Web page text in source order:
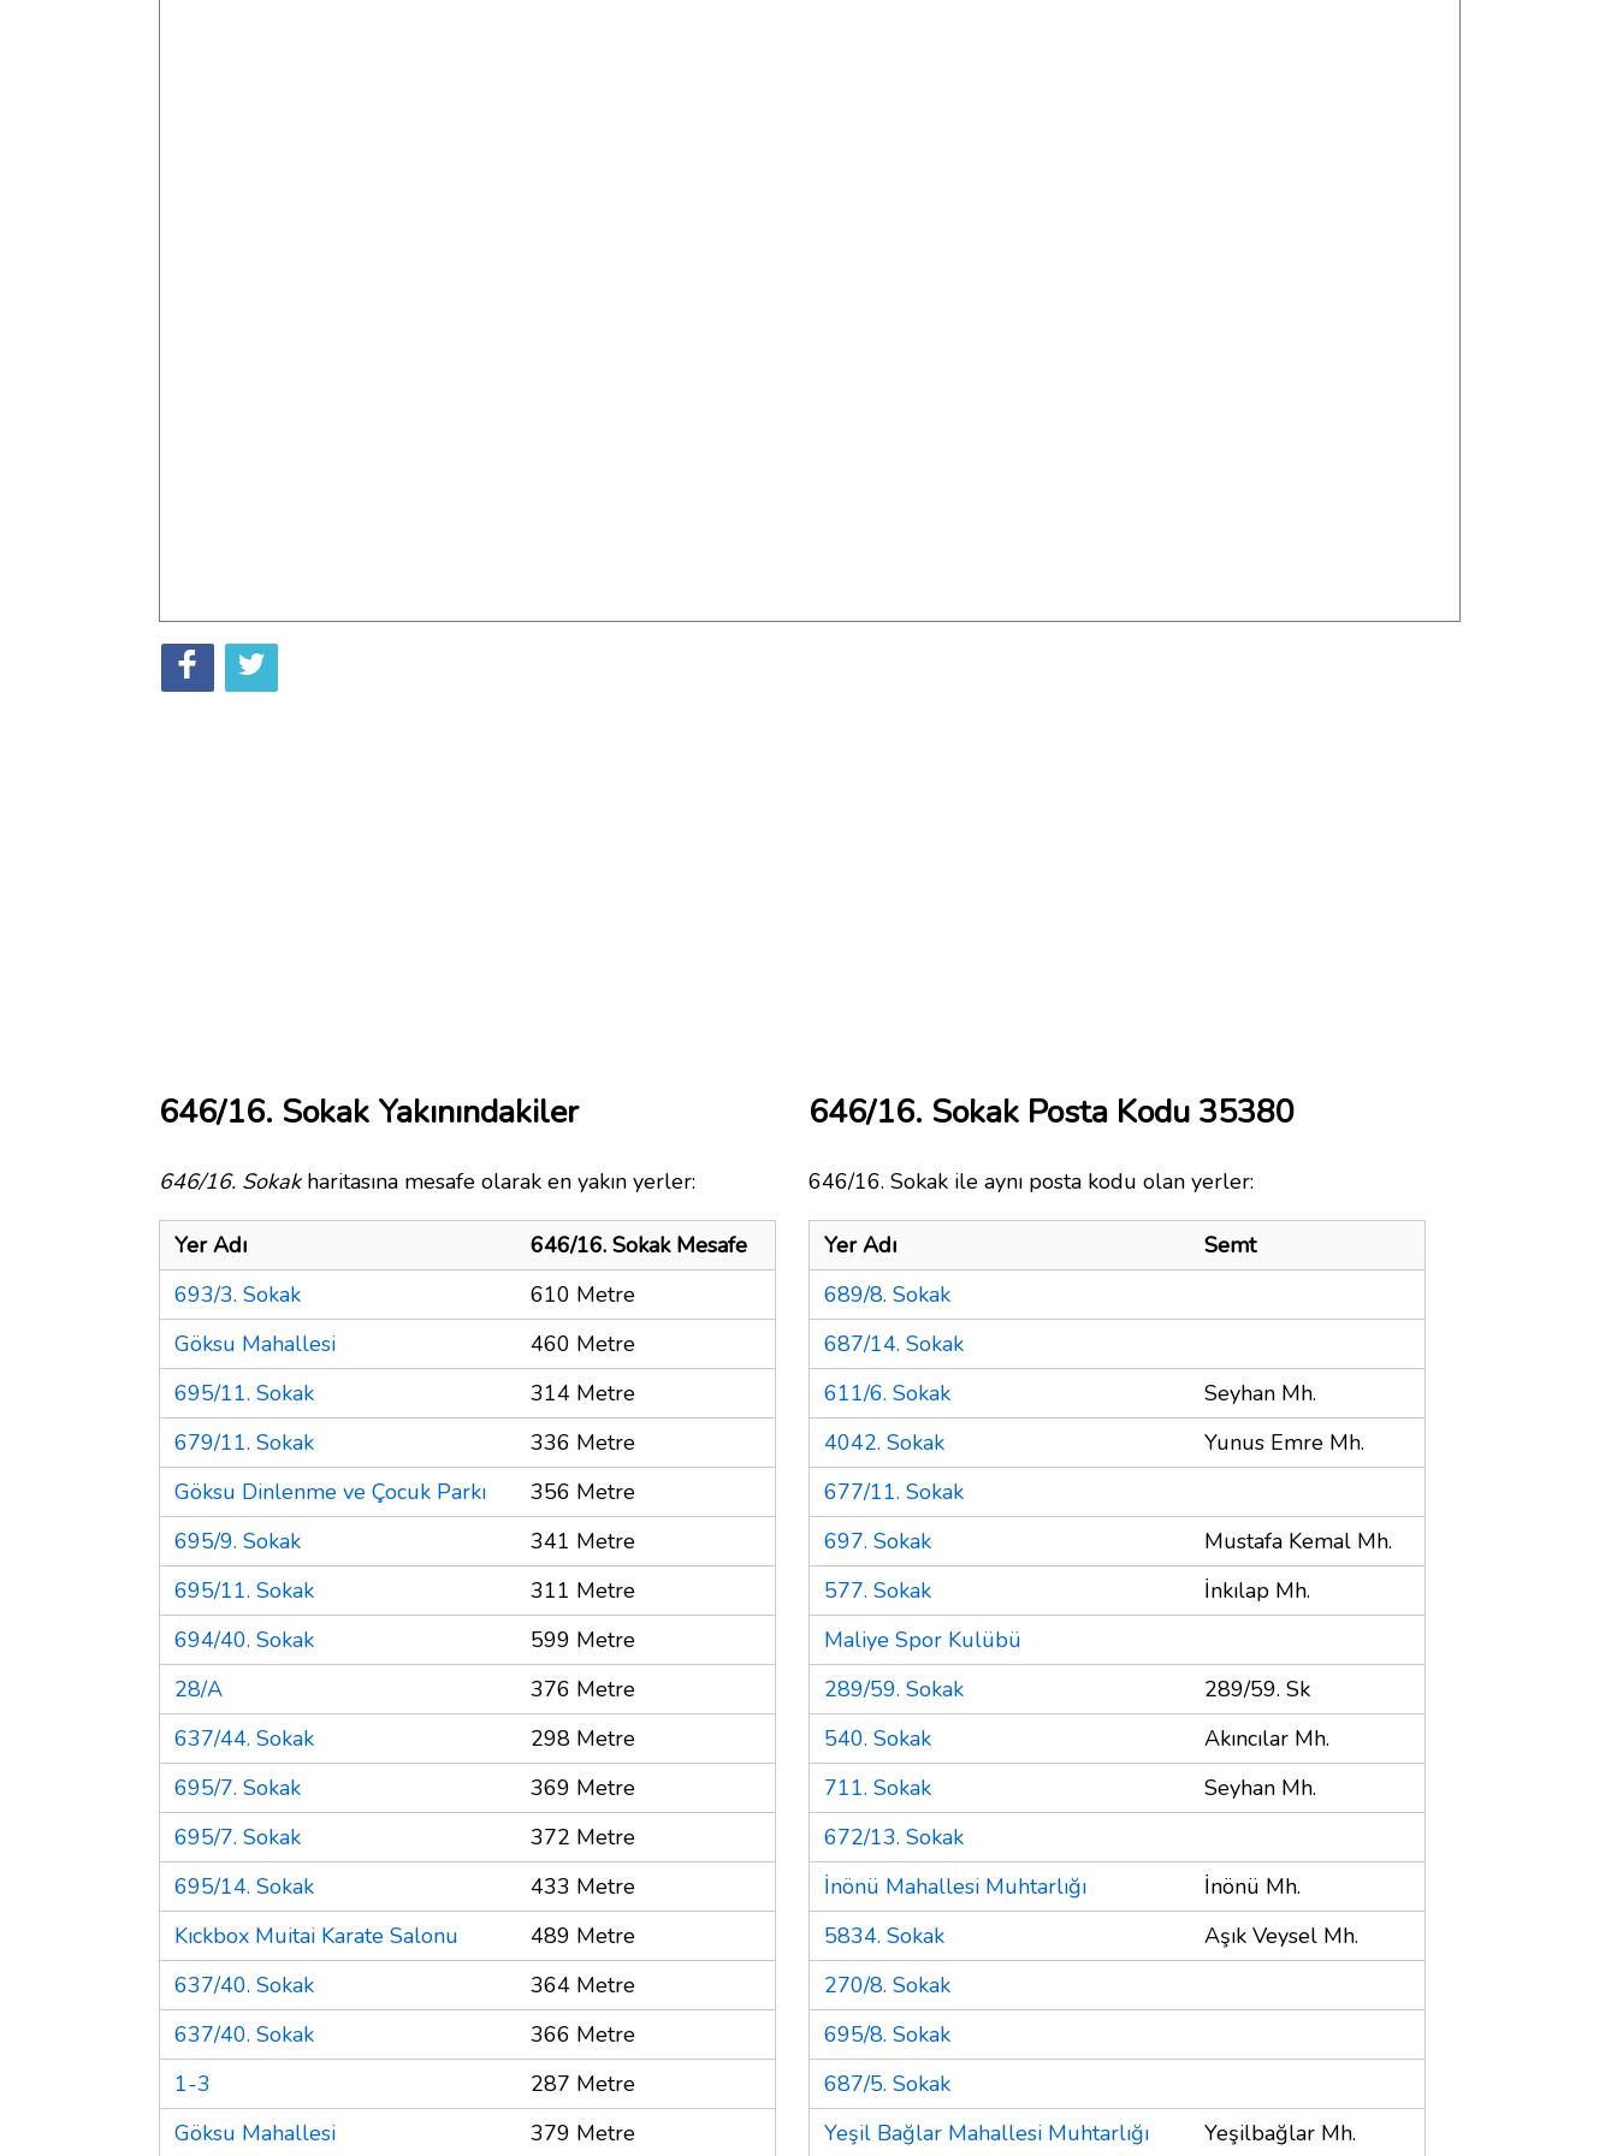
646/16. Sokak Yakınındakiler
646/16. Sokakharitasına mesafe olarak en yakın yerler:
Yer Adı
646/16. Sokak Mesafe
693/3. Sokak
610 Metre
Göksu Mahallesi
460 Metre
695/11. Sokak
314 Metre
679/11. Sokak
336 Metre
Göksu Dinlenme ve Çocuk Parkı
356 Metre
695/9. Sokak
341 Metre
695/11. Sokak
311 Metre
694/40. Sokak
599 Metre
28/A
376 Metre
637/44. Sokak
298 Metre
695/7. Sokak
369 Metre
695/7. Sokak
372 Metre
695/14. Sokak
433 Metre
Kıckbox Muitai Karate Salonu
489 Metre
637/40. Sokak
364 Metre
637/40. Sokak
366 Metre
1-3
287 Metre
Göksu Mahallesi
379 Metre
646/16. Sokak Posta Kodu 35380
646/16. Sokak ile aynı posta kodu olan yerler:
Yer Adı
Semt
689/8. Sokak
687/14. Sokak
611/6. Sokak
Seyhan Mh.
4042. Sokak
Yunus Emre Mh.
677/11. Sokak
697. Sokak
Mustafa Kemal Mh.
577. Sokak
İnkılap Mh.
Maliye Spor Kulübü
289/59. Sokak
289/59. Sk
540. Sokak
Akıncılar Mh.
711. Sokak
Seyhan Mh.
672/13. Sokak
İnönü Mahallesi Muhtarlığı
İnönü Mh.
5834. Sokak
Aşık Veysel Mh.
270/8. Sokak
695/8. Sokak
687/5. Sokak
Yeşil Bağlar Mahallesi Muhtarlığı
Yeşilbağlar Mh.